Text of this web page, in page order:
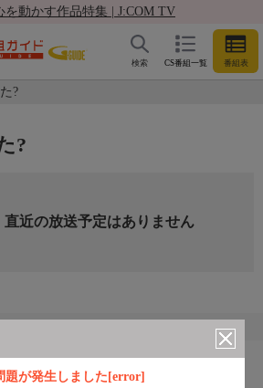
を動かす作品特集 | J:COM TV
CS番組一覧 番組表
検索
?
題が発生しました[error]
?
直近の放送予定はありません
すめ番組